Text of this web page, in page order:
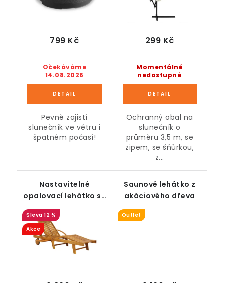
Očekáváme
14.08.2026
799 Kč
Pevně zajistí
slunečník ve větru i
špatném počasí!
Momentálně
nedostupné
299 Kč
Ochranný obal na
slunečník o
průměru 3,5 m, se
zipem, se šňůrkou,
z...
Nastavitelné
opalovací lehátko se
dřevo
12 %
Akce
Saunové lehátko z
akáciového dřeva
Outlet